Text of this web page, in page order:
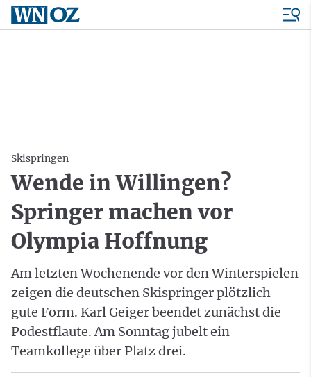
Skispringen
Wende in Willingen?
Springer machen vor
Olympia Hoffnung
Am letzten Wochenende vor den Winterspielen
zeigen die deutschen Skispringer plötzlich
gute Form. Karl Geiger beendet zunächst die
Podestflaute. Am Sonntag jubelt ein
Teamkollege über Platz drei.